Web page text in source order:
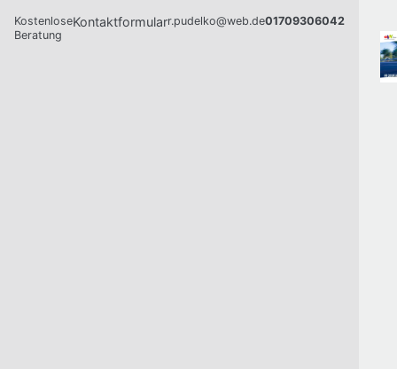
Kostenlose
Beratung
Kontaktformularr.pudelko@web.de01709306042